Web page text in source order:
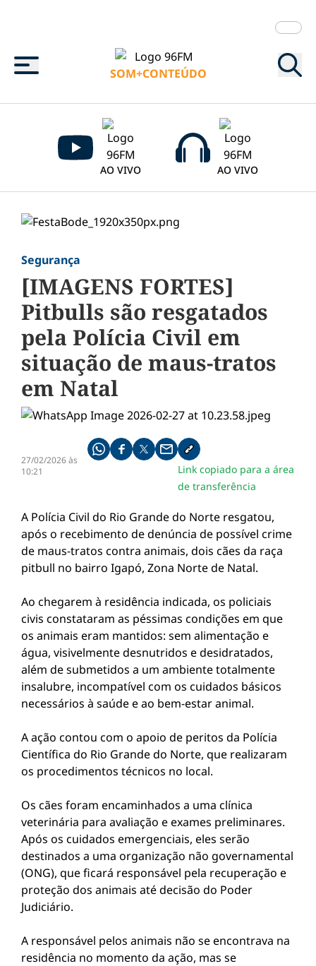
Menu
SOM+CONTEÚDO
AO VIVO AO VIVO
Segurança
[IMAGENS FORTES]
Pitbulls são resgatados
pela Polícia Civil em
situação de maus-tratos
em Natal
27/02/2026 às
10:21
Compartilhe pelo whatsapp
Compartilhar no facebook
Compartilhar no twitter
Compartilhe pelo email
Copiar link da notícia
Link copiado para a área
de transferência
A Polícia Civil do Rio Grande do Norte resgatou,
após o recebimento de denúncia de possível crime
de maus-tratos contra animais, dois cães da raça
pitbull no bairro Igapó, Zona Norte de Natal.
Ao chegarem à residência indicada, os policiais
civis constataram as péssimas condições em que
os animais eram mantidos: sem alimentação e
água, visivelmente desnutridos e desidratados,
além de submetidos a um ambiente totalmente
insalubre, incompatível com os cuidados básicos
necessários à saúde e ao bem-estar animal.
A ação contou com o apoio de peritos da Polícia
Científica do Rio Grande do Norte, que realizaram
os procedimentos técnicos no local.
Os cães foram encaminhados a uma clínica
veterinária para avaliação e exames preliminares.
Após os cuidados emergenciais, eles serão
destinados a uma organização não governamental
(ONG), que ficará responsável pela recuperação e
proteção dos animais até decisão do Poder
Judiciário.
A responsável pelos animais não se encontrava na
residência no momento da ação, mas se